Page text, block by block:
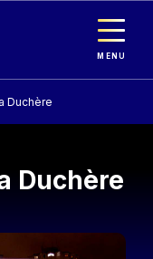
MENU
Duchère
Duchère